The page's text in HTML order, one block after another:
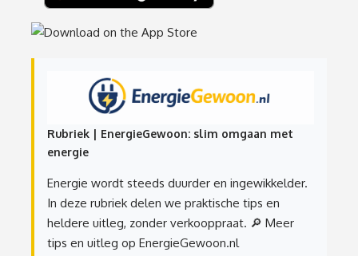
Rubriek | EnergieGewoon: slim omgaan met
energie
Energie wordt steeds duurder en ingewikkelder.
In deze rubriek delen we praktische tips en
heldere uitleg, zonder verkooppraat. 🔎 Meer
tips en uitleg op EnergieGewoon.nl